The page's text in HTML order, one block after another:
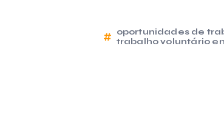
oportunidades de
trabalho voluntário